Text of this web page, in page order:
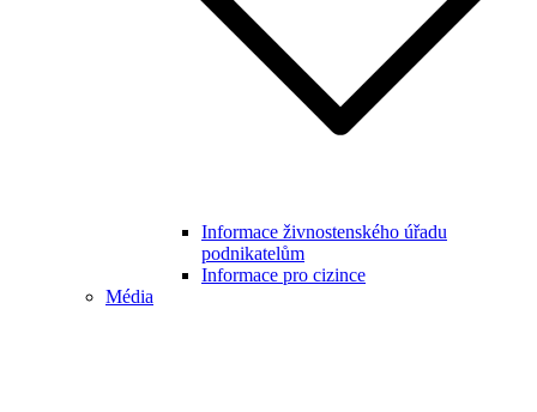
Informace živnostenského úřadu
podnikatelům
Informace pro cizince
Média